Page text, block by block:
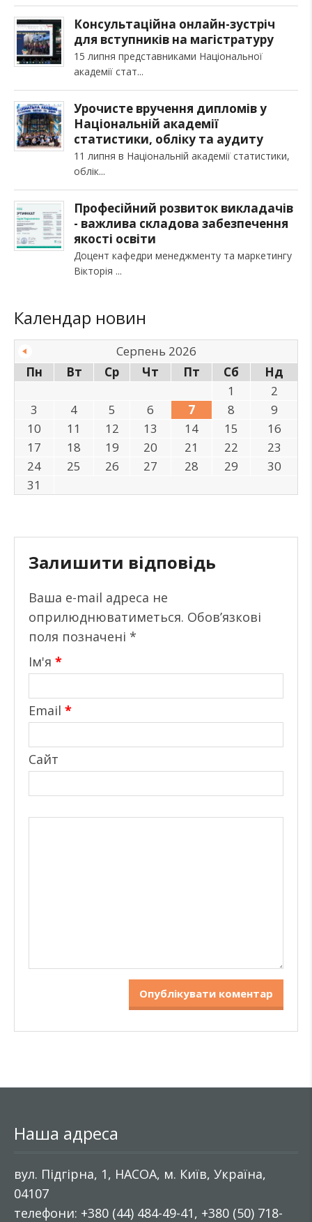
Консультаційна онлайн-зустріч
для вступників на магістратуру
15 липня представниками Національної
академії стат
Урочисте вручення дипломів у
Національній академії
статистики, обліку та аудиту
11 липня в Національній академії статистики,
облік
Професійний розвиток викладачів
- важлива складова забезпечення
якості освіти
Доцент кафедри менеджменту та маркетингу
Вікторія
Календар новин
Серпень 2026
Пн
Вт Ср Чт Пт Сб
Нд
1
2
3
4 5 6 7 8
9
10
11 12 13 14 15
16
17
18 19 20 21 22
23
24
25 26 27 28 29
30
31
Залишити відповідь
Ваша e-mail адреса не
оприлюднюватиметься. Обов’язкові
поля позначені *
Ім'я *
Email *
Сайт
Наша адреса
вул. Підгірна, 1, НАСОА, м. Київ, Україна,
04107
телефони: +380 (44) 484-49-41, +380 (50) 718-